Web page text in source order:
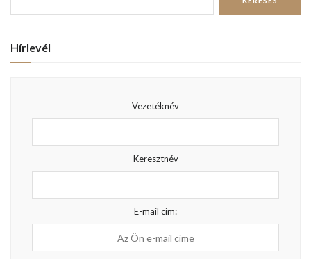
Hírlevél
Vezetéknév
Keresztnév
E-mail cím: